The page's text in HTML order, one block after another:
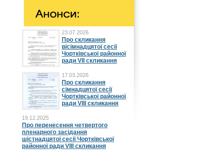
23.07.2026
Про скликання
вісімнадцятої сесії
Чортківської районної
ради VII скликання
17.03.2026
Про скликання
сімнадцятої сесії
Чортківської районної
ради VIII скликання
19.12.2025
Про перенесення четвертого
пленарного засідання
шістнадцятої сесії Чортківської
районної ради VIII скликання